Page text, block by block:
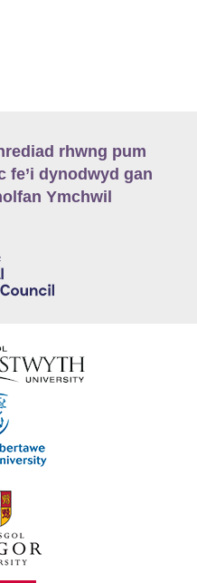
rhwng pum
fe’i dynodwyd gan
Ymchwil